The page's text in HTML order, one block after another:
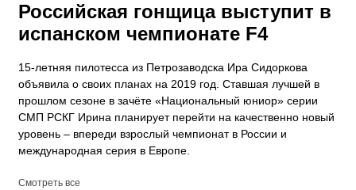
Российская гонщица выступит в
испанском чемпионате F4
15-летняя пилотесса из Петрозаводска Ира Сидоркова
объявила о своих планах на 2019 год. Ставшая лучшей в
прошлом сезоне в зачёте «Национальный юниор» серии
СМП РСКГ Ирина планирует перейти на качественно новый
уровень – впереди взрослый чемпионат в России и
международная серия в Европе.
Смотреть все